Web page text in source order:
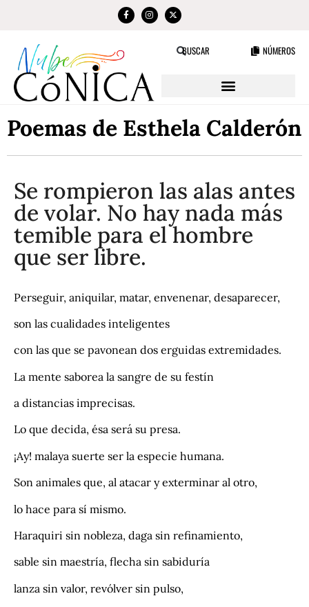
BUSCAR NÚMEROS
Poemas de Esthela Calderón
Se rompieron las alas antes
de volar. No hay nada más
temible para el hombre
que ser libre.
Perseguir, aniquilar, matar, envenenar, desaparecer,
son las cualidades inteligentes
con las que se pavonean dos erguidas extremidades.
La mente saborea la sangre de su festín
a distancias imprecisas.
Lo que decida, ésa será su presa.
¡Ay! malaya suerte ser la especie humana.
Son animales que, al atacar y exterminar al otro,
lo hace para sí mismo.
Haraquiri sin nobleza, daga sin refinamiento,
sable sin maestría, flecha sin sabiduría
lanza sin valor, revólver sin pulso,